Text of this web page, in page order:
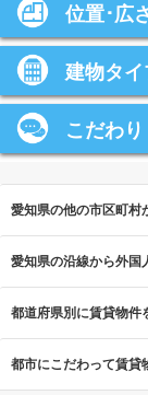
位置･広
建物タイ
こだわり
愛知県の他の市区町村
愛知県の沿線から外国
都道府県別に賃貸物件
都市にこだわって賃貸